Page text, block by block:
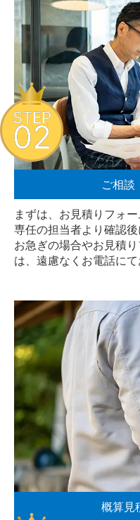
ご相談
まずは、お見積りフォ
専任の担当者より確認後
お急ぎの場合やお見積
は、遠慮なく お電話に
STEP
02
概算見